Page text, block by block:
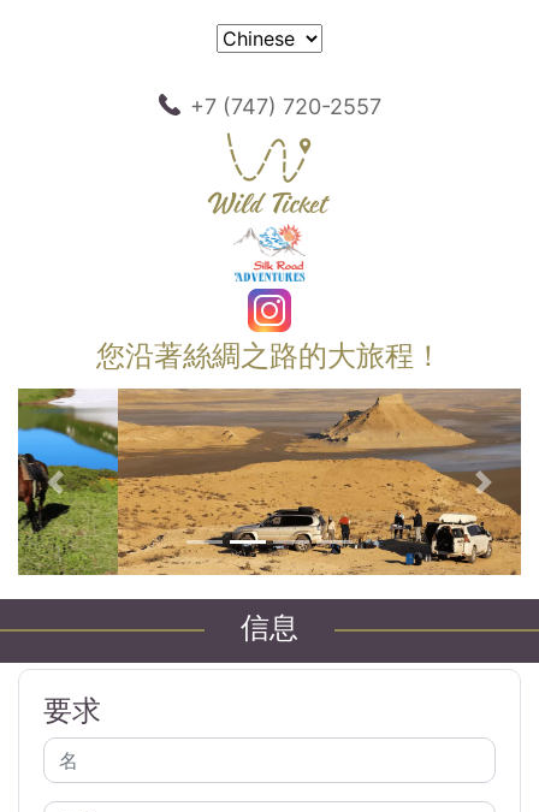
+7 (747) 720-2557
您沿著絲綢之路的大旅程！
以前的 下一個
信息
要求